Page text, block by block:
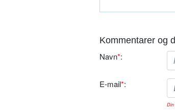
Kommentarer og
Navn*:
E-mail*: